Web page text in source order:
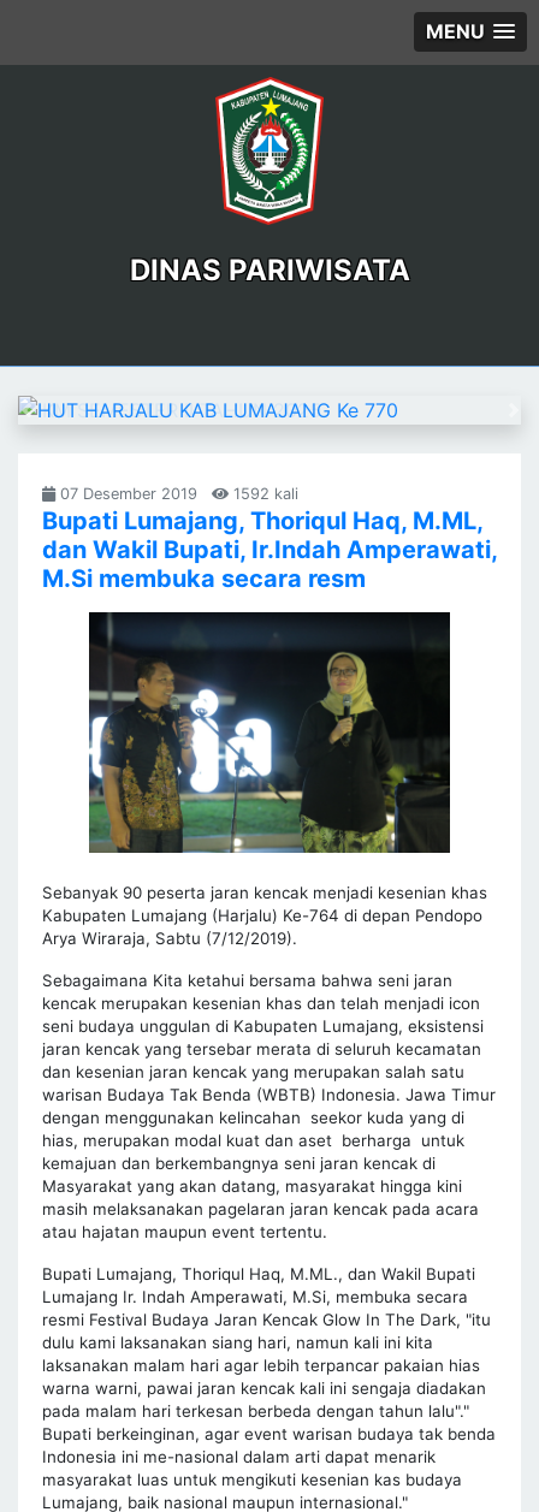
MENU
DINAS PARIWISATA
Previous
07 Desember 2019 1592 kali
Bupati Lumajang, Thoriqul Haq, M.ML,
dan Wakil Bupati, Ir.Indah Amperawati,
M.Si membuka secara resm
Sebanyak 90 peserta jaran kencak menjadi kesenian khas
Kabupaten Lumajang (Harjalu) Ke-764 di depan Pendopo
Arya Wiraraja, Sabtu (7/12/2019).
Sebagaimana Kita ketahui bersama bahwa seni jaran
kencak merupakan kesenian khas dan telah menjadi icon
seni budaya unggulan di Kabupaten Lumajang, eksistensi
jaran kencak yang tersebar merata di seluruh kecamatan
dan kesenian jaran kencak yang merupakan salah satu
warisan Budaya Tak Benda (WBTB) Indonesia. Jawa Timur
dengan menggunakan kelincahan seekor kuda yang di
hias, merupakan modal kuat dan aset berharga untuk
kemajuan dan berkembangnya seni jaran kencak di
Masyarakat yang akan datang, masyarakat hingga kini
masih melaksanakan pagelaran jaran kencak pada acara
atau hajatan maupun event tertentu.
Bupati Lumajang, Thoriqul Haq, M.ML., dan Wakil Bupati
Lumajang Ir. Indah Amperawati, M.Si, membuka secara
resmi Festival Budaya Jaran Kencak Glow In The Dark, "itu
dulu kami laksanakan siang hari, namun kali ini kita
laksanakan malam hari agar lebih terpancar pakaian hias
warna warni, pawai jaran kencak kali ini sengaja diadakan
pada malam hari terkesan berbeda dengan tahun lalu"."
Bupati berkeinginan, agar event warisan budaya tak benda
Indonesia ini me-nasional dalam arti dapat menarik
masyarakat luas untuk mengikuti kesenian kas budaya
Lumajang, baik nasional maupun internasional."